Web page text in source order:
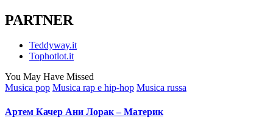
PARTNER
Teddyway.it
Tophotlot.it
You May Have Missed
Posted
Musica pop Musica rap e hip-hop Musica russa
Артем Качер Ани Лорак – Материк